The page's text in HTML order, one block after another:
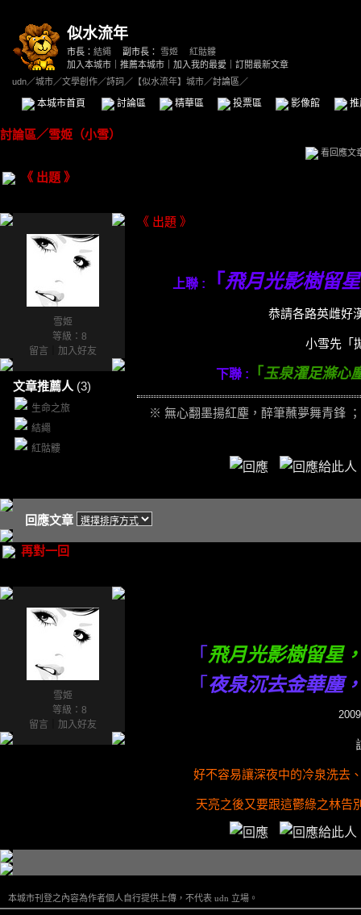
似水流年
市長： 結繩 副市長： 雪姬
紅骷髏
加入本城市
推薦本城市 加入我的最愛
訂閱最新文章
udn／城市／文學創作／詩詞 ／ 【似水流年】城市／討論區／
本城市首頁 討論區 精華區 投票區 影像館
討論區／雪姬（小雪）
看回應文
《 出題 》
雪姬
等級：8
留言
加入好友
文章推薦人 (3)
生命之旅
結繩
紅骷髏
《 出題 》
上聯 : 「 飛月光影樹留
恭請各路英雌好
小雪先「
下聯 : 「 玉泉濯足滌心
※ 無心翻墨揚紅塵，醉筆蘸夢舞青鋒
回應文章
再對一回
雪姬
等級：8
留言
加入好友
「 飛月光影樹留星
「 夜泉沉去金華塵
好不容易讓深夜中的冷泉洗去
天亮之後又要跟這鬱綠之林告
本城市刊登之內容為作者個人自行提供上傳，不代表 udn 立場。